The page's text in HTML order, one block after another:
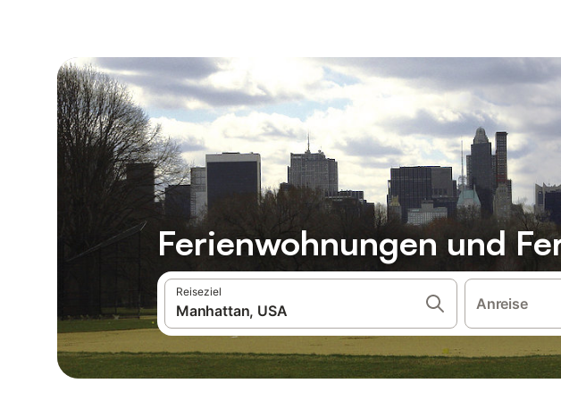
Ferienwohnungen und
Reiseziel
Anreise